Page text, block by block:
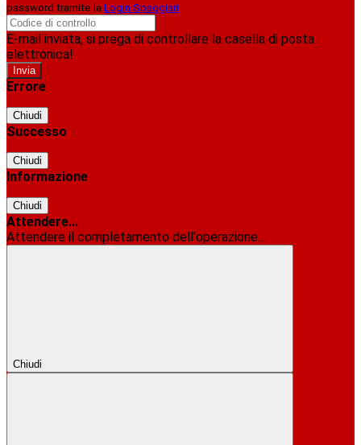
password tramite la Login Spaggiari
E-mail inviata, si prega di controllare la casella di posta
elettronica!
Errore
Chiudi
Successo
Chiudi
Informazione
Chiudi
Attendere...
Attendere il completamento dell'operazione...
Chiudi